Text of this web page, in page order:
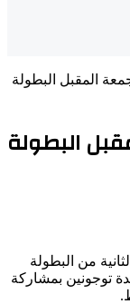
المقبل البطولة
البطولة
الثانية من البطولة
توجونين بمشاركة
.